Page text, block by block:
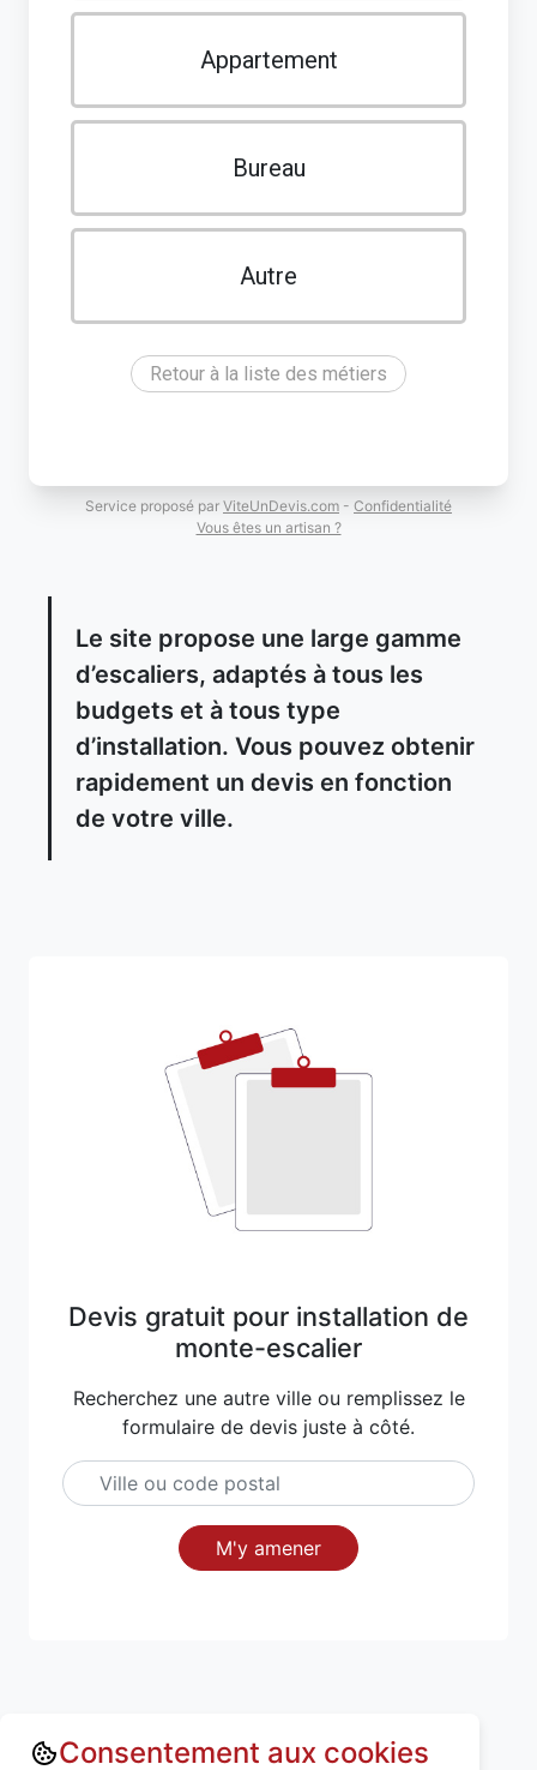
Appartement
Bureau
Autre
Retour à la liste des métiers
Service proposé par ViteUnDevis.com - Confidentialité
Vous êtes un artisan ?
Le site propose une large gamme
d’escaliers, adaptés à tous les
budgets et à tous type
d’installation. Vous pouvez obtenir
rapidement un devis en fonction
de votre ville.
Devis gratuit pour installation de
monte-escalier
Recherchez une autre ville ou remplissez le
formulaire de devis juste à côté.
M'y amener
Consentement aux cookies